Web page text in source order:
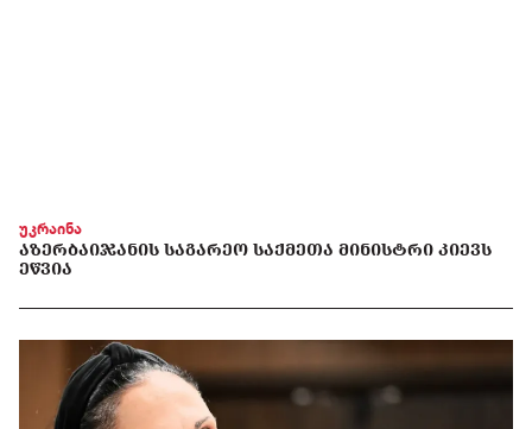
უკრაინა
ᲐᲖᲔᲠᲑᲐᲘᲯᲐᲜᲘᲡ ᲡᲐᲒᲐᲠᲔᲝ ᲡᲐᲥᲛᲔᲗᲐ ᲛᲘᲜᲘᲡᲢᲠᲘ ᲙᲘᲔᲕᲡ
ᲔᲬᲕᲘᲐ